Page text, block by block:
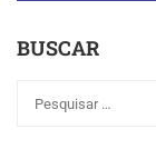
BUSCAR